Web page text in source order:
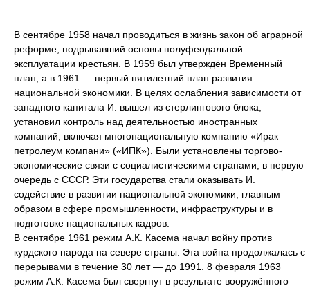
В сентябре 1958 начал проводиться в жизнь закон об аграрной
реформе, подрывавший основы полуфеодальной
эксплуатации крестьян. В 1959 был утверждён Временный
план, а в 1961 — первый пятилетний план развития
национальной экономики. В целях ослабления зависимости от
западного капитала И. вышел из стерлингового блока,
установил контроль над деятельностью иностранных
компаний, включая многонациональную компанию «Ирак
петролеум компани» («ИПК»). Были установлены торгово-
экономические связи с социалистическими странами, в первую
очередь с СССР. Эти государства стали оказывать И.
содействие в развитии национальной экономики, главным
образом в сфере промышленности, инфраструктуры и в
подготовке национальных кадров.
В сентябре 1961 режим А.К. Касема начал войну против
курдского народа на севере страны. Эта война продолжалась с
перерывами в течение 30 лет — до 1991. 8 февраля 1963
режим А.К. Касема был свергнут в результате вооружённого